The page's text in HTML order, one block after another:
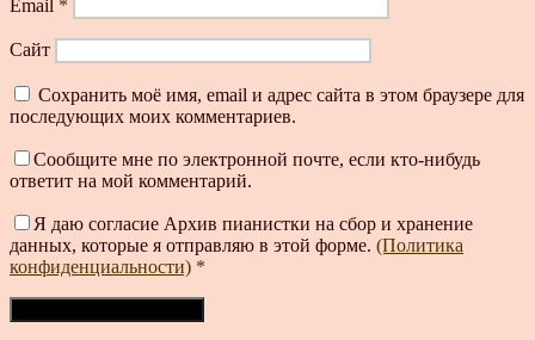
Email *
Сайт
Сохранить моё имя, email и адрес сайта в этом браузере для
последующих моих комментариев.
Сообщите мне по электронной почте, если кто-нибудь
ответит на мой комментарий.
Я даю согласие Архив пианистки на сбор и хранение
данных, которые я отправляю в этой форме. (Политика
конфиденциальности) *